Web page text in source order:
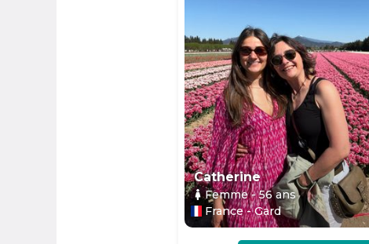
Catherine
Femme- 56ans
France - Gard